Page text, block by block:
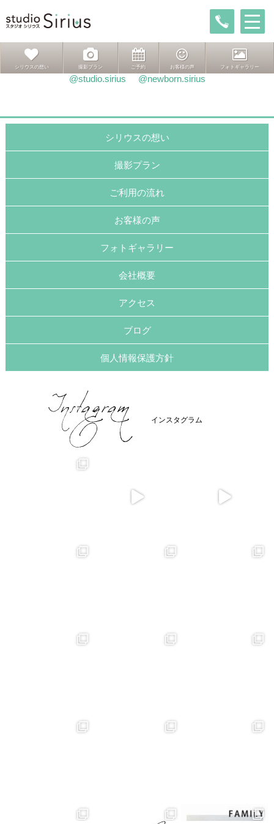
シリウスの想い 撮影プラン ご予約 お客様の声 フォトギャラリー
稿
ー
の
稿:
次ページへ 次
推し活
インスタグラムはこちら
@studio.sirius
@newborn.sirius
シリウスの想い
撮影プラン
ご利用の流れ
お客様の声
フォトギャラリー
会社概要
アクセス
ブログ
個人情報保護方針
インスタグラム